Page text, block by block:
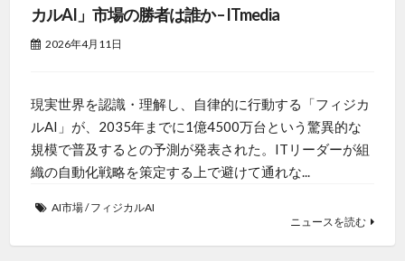
カルAI」市場の勝者は誰か – ITmedia
2026年4月11日
現実世界を認識・理解し、自律的に行動する「フィジカ
ルAI」が、2035年までに1億4500万台という驚異的な
規模で普及するとの予測が発表された。ITリーダーが組
織の自動化戦略を策定する上で避けて通れな...
AI市場/フィジカルAI
ニュースを読む